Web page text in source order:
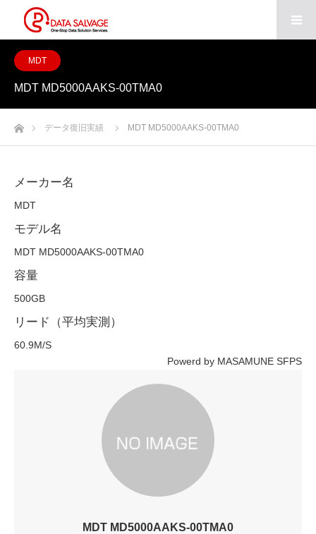
MDT
MDT MD5000AAKS-00TMA0
ホームデータ復旧実績 MDT MD5000AAKS-00TMA0
メーカー名
MDT
モデル名
MDT MD5000AAKS-00TMA0
容量
500GB
リード（平均実測）
60.9M/S
Powerd by MASAMUNE SFPS
MDT MD5000AAKS-00TMA0